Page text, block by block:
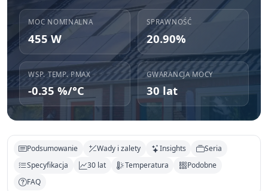
MOC NOMINALNA
455 W
SPRAWNOŚĆ
20.90%
WSP. TEMP. PMAX
-0.35 %/°C
GWARANCJA MOCY
30 lat
Podsumowanie Wady i zalety Insights
Seria
Specyfikacja
30 lat Temperatura
Podobne
FAQ